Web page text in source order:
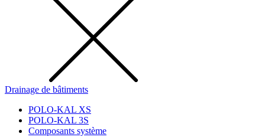
Drainage de bâtiments
POLO-KAL XS
POLO-KAL 3S
Composants système